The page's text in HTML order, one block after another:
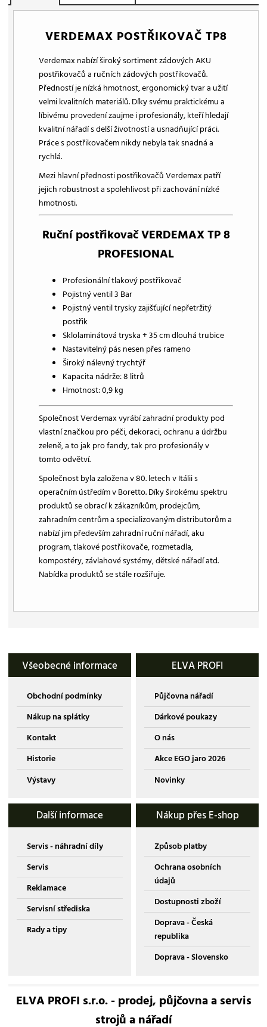
VERDEMAX POSTŘIKOVAČ TP8
Verdemax nabízí široký sortiment zádových AKU
postřikovačů a ručních zádových postřikovačů.
Předností je nízká hmotnost, ergonomický tvar a užití
velmi kvalitních materiálů. Díky svému praktickému a
líbivému provedení zaujme i profesionály, kteří hledají
kvalitní nářadí s delší životností a usnadňující práci.
Práce s postřikovačem nikdy nebyla tak snadná a
rychlá.
Mezi hlavní přednosti postřikovačů Verdemax patří
jejich robustnost a spolehlivost při zachování nízké
hmotnosti.
Ruční postřikovač VERDEMAX TP 8
PROFESIONAL
Profesionální tlakový postřikovač
Pojistný ventil 3 Bar
Pojistný ventil trysky zajišťující nepřetržitý
postřik
Sklolaminátová tryska + 35 cm dlouhá trubice
Nastavitelný pás nesen přes rameno
Široký nálevný trychtýř
Kapacita nádrže: 8 litrů
Hmotnost: 0,9 kg
Společnost Verdemax vyrábí zahradní produkty pod
vlastní značkou pro péči, dekoraci, ochranu a údržbu
zeleně, a to jak pro fandy, tak pro profesionály v
tomto odvětví.
Společnost byla založena v 80. letech v Itálii s
operačním ústředím v Boretto. Díky širokému spektru
produktů se obrací k zákazníkům, prodejcům,
zahradním centrům a specializovaným distributorům a
nabízí jim především zahradní ruční nářadí, aku
program, tlakové postřikovače, rozmetadla,
kompostéry, závlahové systémy, dětské nářadí atd.
Nabídka produktů se stále rozšiřuje.
Všeobecné informace
Obchodní podmínky
Nákup na splátky
Kontakt
Historie
Výstavy
ELVA PROFI
Půjčovna nářadí
Dárkové poukazy
O nás
Akce EGO jaro 2026
Novinky
Další informace
Servis - náhradní díly
Servis
Reklamace
Servisní střediska
Rady a tipy
Nákup přes E-shop
Způsob platby
Ochrana osobních
údajů
Dostupnosti zboží
Doprava - Česká
republika
Doprava - Slovensko
ELVA PROFI s.r.o. - prodej, půjčovna a servis
strojů a nářadí